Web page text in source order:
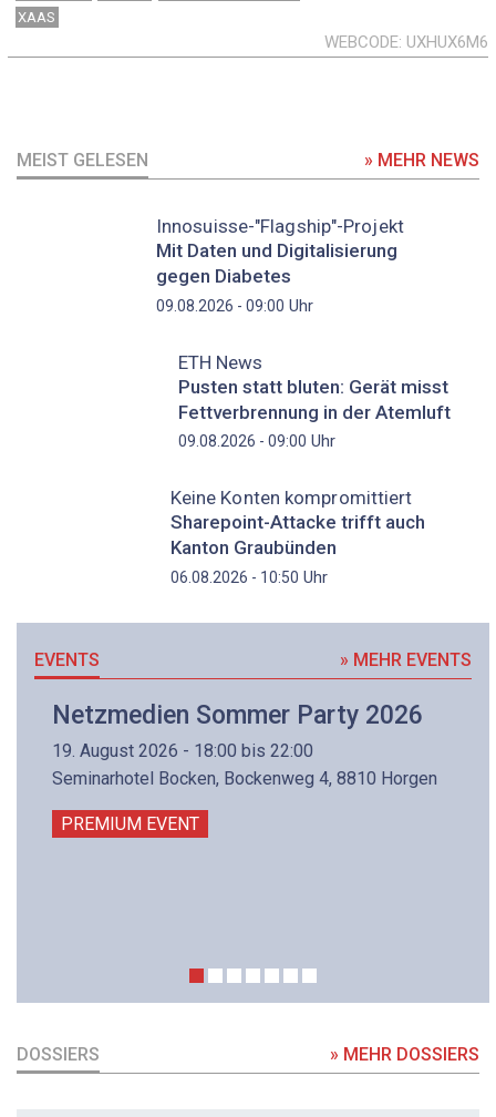
XAAS
WEBCODE UXHUX6M6
MEIST GELESEN » MEHR NEWS
Innosuisse-"Flagship"-Projekt
Mit Daten und Digitalisierung
gegen Diabetes
09.08.2026 - 09:00 Uhr
ETH News
Pusten statt bluten: Gerät misst
Fettverbrennung in der Atemluft
09.08.2026 - 09:00 Uhr
Keine Konten kompromittiert
Sharepoint-Attacke trifft auch
Kanton Graubünden
06.08.2026 - 10:50 Uhr
EVENTS » MEHR EVENTS
Netzmedien Sommer Party 2026
19. August 2026 - 18:00 bis 22:00
Seminarhotel Bocken, Bockenweg 4, 8810 Horgen
PREMIUM EVENT
DOSSIERS » MEHR DOSSIERS